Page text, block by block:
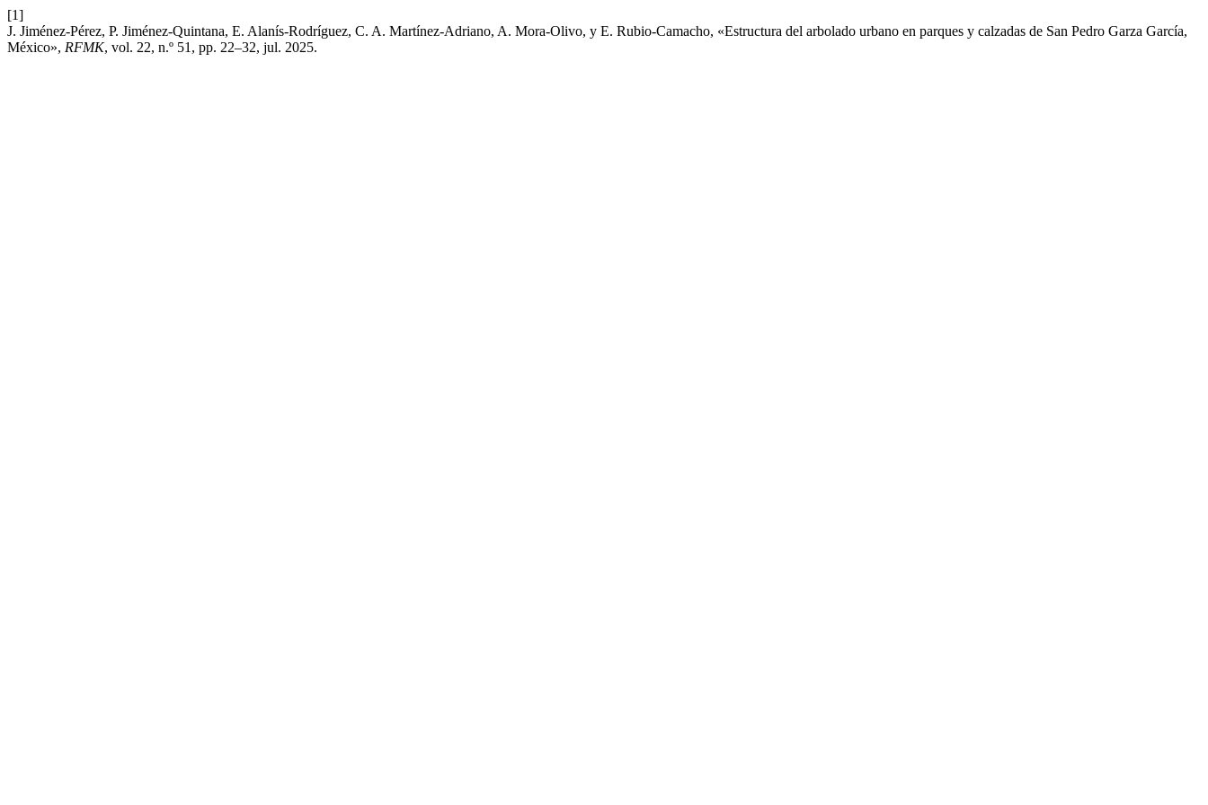
[1]
J. Jiménez-Pérez, P. Jiménez-Quintana, E. Alanís-Rodríguez, C. A. Martínez-Adriano, A. Mora-Olivo, y E. Rubio-Camacho, «Estructura del arbolado urbano en parques y calzadas de San Pedro Garza García,
México», RFMK, vol. 22, n.º 51, pp. 22–32, jul. 2025.